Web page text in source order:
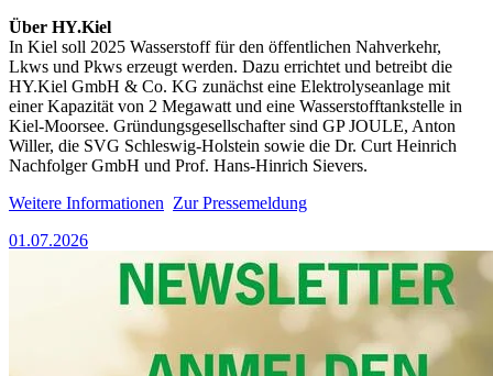
Über HY.Kiel
In Kiel soll 2025 Wasserstoff für den öffentlichen Nahverkehr,
Lkws und Pkws erzeugt werden. Dazu errichtet und betreibt die
HY.Kiel GmbH & Co. KG zunächst eine Elektrolyseanlage mit
einer Kapazität von 2 Megawatt und eine Wasserstofftankstelle in
Kiel-Moorsee. Gründungsgesellschafter sind GP JOULE, Anton
Willer, die SVG Schleswig-Holstein sowie die Dr. Curt Heinrich
Nachfolger GmbH und Prof. Hans-Hinrich Sievers.
Weitere Informationen Zur Pressemeldung
01.07.2026